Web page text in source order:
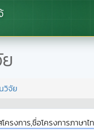
วิจัย
ครงการ,ชื่อโครงการภาษ